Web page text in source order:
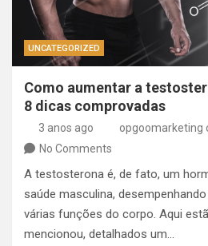
UNCATEGORIZED
Como aumentar a
8 dicas comprovadas
3 anos ago
opgoomarketing
No Comments
A testosterona é, de fato, um
saúde masculina,
várias funções do corpo. Aqui
mencionou, detalhados um…